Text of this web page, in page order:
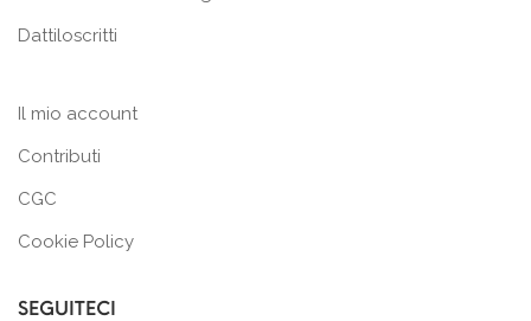
Dattiloscritti
Il mio account
Contributi
CGC
Cookie Policy
SEGUITECI